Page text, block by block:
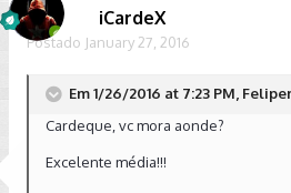
iCardeX
Postado January 27, 2016
Em 1/26/2016 at 7:23 PM,
Cardeque, vc mora aonde?
Excelente média!!!